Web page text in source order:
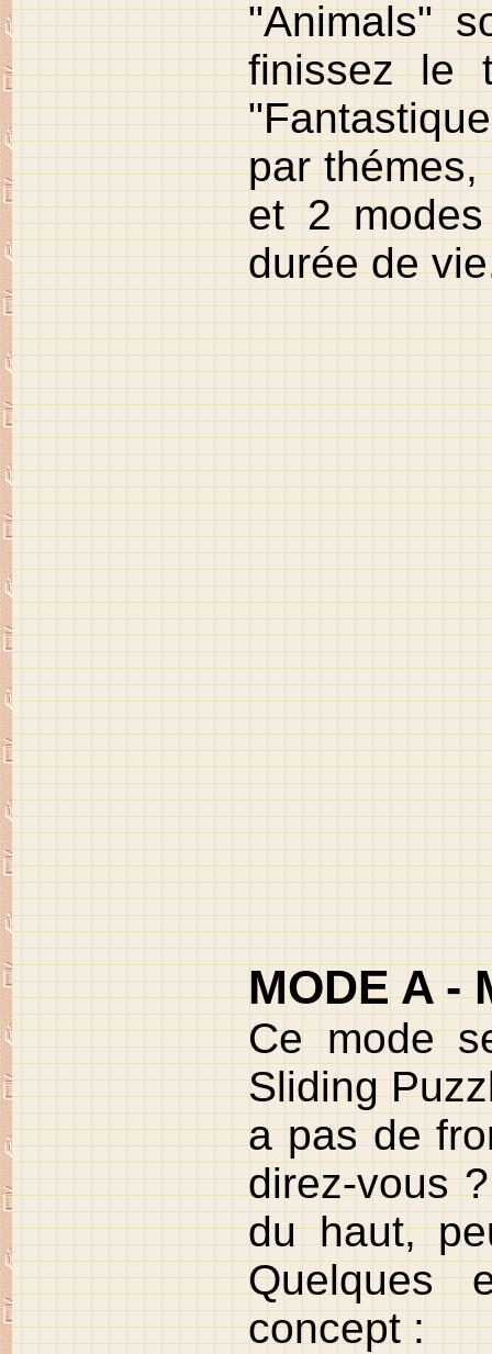
"Animals"
finissez le
par
et 2
durée de
MODE A -
Ce mode
Sliding
a pas de
direz-vous
du haut,
Quelques
concept :